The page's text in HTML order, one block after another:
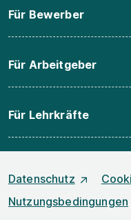
Für Bewerber
Für Arbeitgeber
Für Lehrkräfte
Datenschutz
Nutzungsbedingungen